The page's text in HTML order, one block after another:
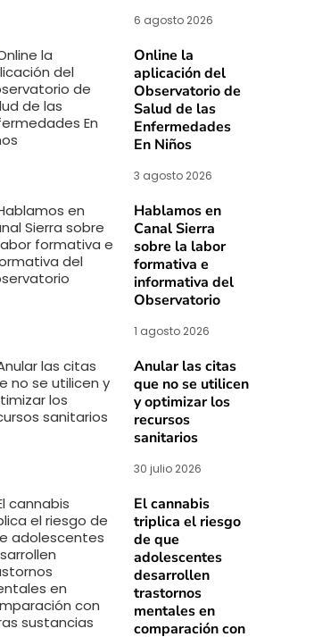
6 agosto 2026
Online la
aplicación del
Observatorio de
Salud de las
Enfermedades
En Niños
3 agosto 2026
Hablamos en
Canal Sierra
sobre la labor
formativa e
informativa del
Observatorio
1 agosto 2026
Anular las citas
que no se utilicen
y optimizar los
recursos
sanitarios
30 julio 2026
El cannabis
triplica el riesgo
de que
adolescentes
desarrollen
trastornos
mentales en
comparación con